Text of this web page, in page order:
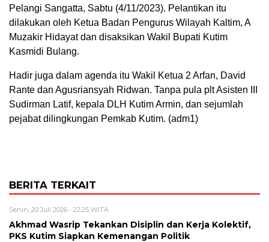
Pelangi Sangatta, Sabtu (4/11/2023). Pelantikan itu
dilakukan oleh Ketua Badan Pengurus Wilayah Kaltim, A
Muzakir Hidayat dan disaksikan Wakil Bupati Kutim
Kasmidi Bulang.
Hadir juga dalam agenda itu Wakil Ketua 2 Arfan, David
Rante dan Agusriansyah Ridwan. Tanpa pula plt Asisten III
Sudirman Latif, kepala DLH Kutim Armin, dan sejumlah
pejabat dilingkungan Pemkab Kutim. (adm1)
BERITA TERKAIT
Senin, 20 Juli 2026 - 22:25 WITA
Akhmad Wasrip Tekankan Disiplin dan Kerja Kolektif,
PKS Kutim Siapkan Kemenangan Politik